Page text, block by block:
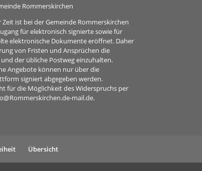
Rommerskirchen
Zeit ist bei der Gemeinde Rommerskirchen
für elektronisch signierte sowie für
elektronische Dokumente eröffnet. Daher
von Fristen und Ansprüchen die
der übliche Postweg einzuhalten.
Angebote können nur über die
signiert abgegeben werden.
für die Möglichkeit des Widerspruchs per
mail.de.
Übersicht